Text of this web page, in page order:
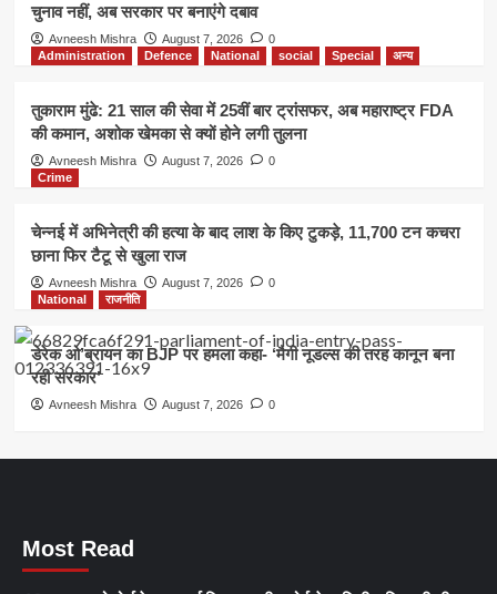
चुनाव नहीं, अब सरकार पर बनाएंगे दबाव
Avneesh Mishra August 7, 2026
0
Administration
Defence National social Special अन्य
तुकाराम मुंढे: 21 साल की सेवा में 25वीं बार ट्रांसफर, अब महाराष्ट्र FDA
की कमान, अशोक खेमका से क्यों होने लगी तुलना
Avneesh Mishra August 7, 2026
0
Crime
चेन्नई में अभिनेत्री की हत्या के बाद लाश के किए टुकड़े, 11,700 टन कचरा
छाना फिर टैटू से खुला राज
Avneesh Mishra August 7, 2026
0
National
राजनीति
डेरेक ओ’ब्रायन का BJP पर हमला कहा- ‘मैगी नूडल्स की तरह कानून बना
रही सरकार’
Avneesh Mishra August 7, 2026 0
Most Read